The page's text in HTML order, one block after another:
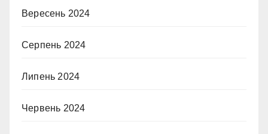
Вересень 2024
Серпень 2024
Липень 2024
Червень 2024